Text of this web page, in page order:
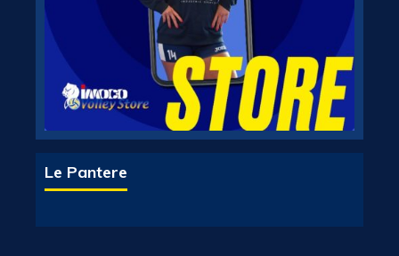
Le Pantere